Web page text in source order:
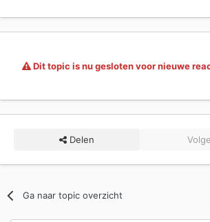
Dit topic is nu gesloten voor nieuwe
Delen
Ga naar topic overzicht